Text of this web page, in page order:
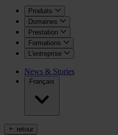
Produits
Domaines
Prestation
Formations
L'entreprise
News & Stories
Français
retour